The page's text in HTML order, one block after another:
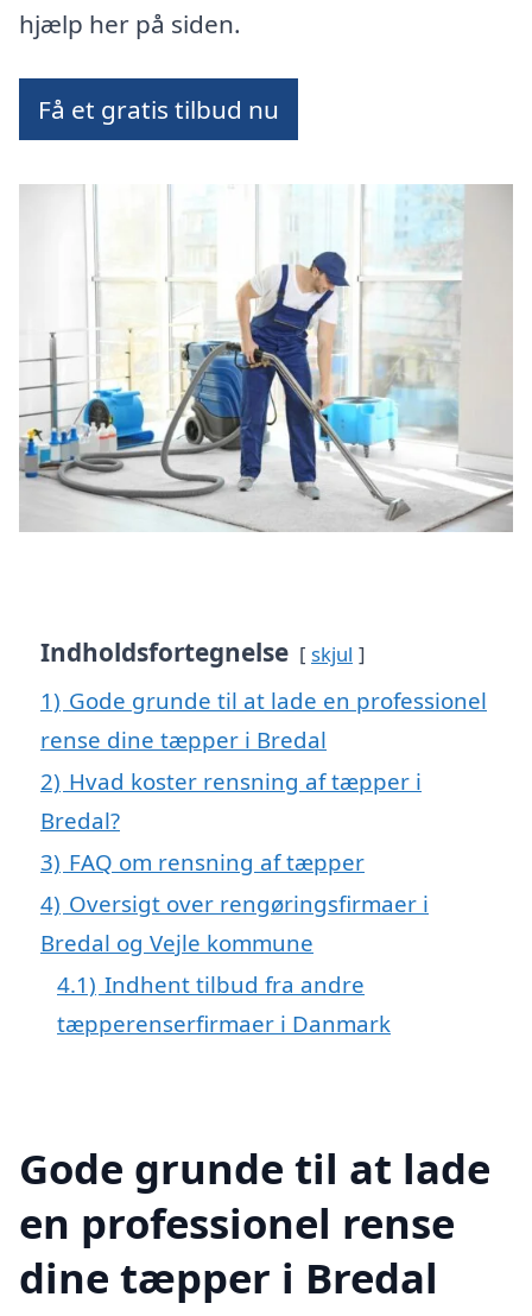
hjælp her på siden.
Få et gratis tilbud nu
Indholdsfortegnelse skjul
1) Gode grunde til at lade en professionel
rense dine tæpper i Bredal
2) Hvad koster rensning af tæpper i
Bredal?
3) FAQ om rensning af tæpper
4) Oversigt over rengøringsfirmaer i
Bredal og Vejle kommune
4.1) Indhent tilbud fra andre
tæpperenserfirmaer i Danmark
Gode grunde til at lade
en professionel rense
dine tæpper i Bredal